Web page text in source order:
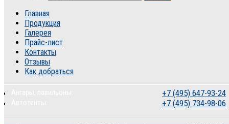
Главная
Продукция
Галерея
Прайс-лист
Контакты
Отзывы
Как добраться
+7 (495) 647-93-24
+7 (495) 734-98-06